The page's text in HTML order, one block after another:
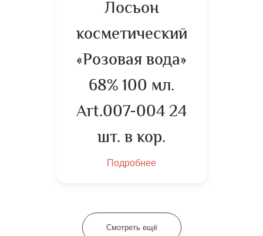
Лосьон
косметический
«Розовая вода»
68% 100 мл.
Art.007-004 24
шт. в кор.
Подробнее
Смотреть ещё